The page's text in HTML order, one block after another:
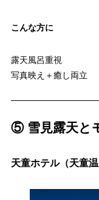
こんな方に
露天風呂重視
写真映え＋癒し両立
⑤ 雪見露天と
天童ホテル（天童温